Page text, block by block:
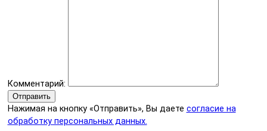
Комментарий:
Отправить
Нажимая на кнопку «Отправить», Вы даете согласие на
обработку персональных данных.